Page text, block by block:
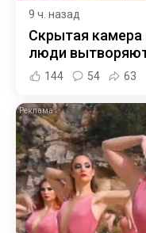
9 ч. назад
Скрытая
люди
144 54 63